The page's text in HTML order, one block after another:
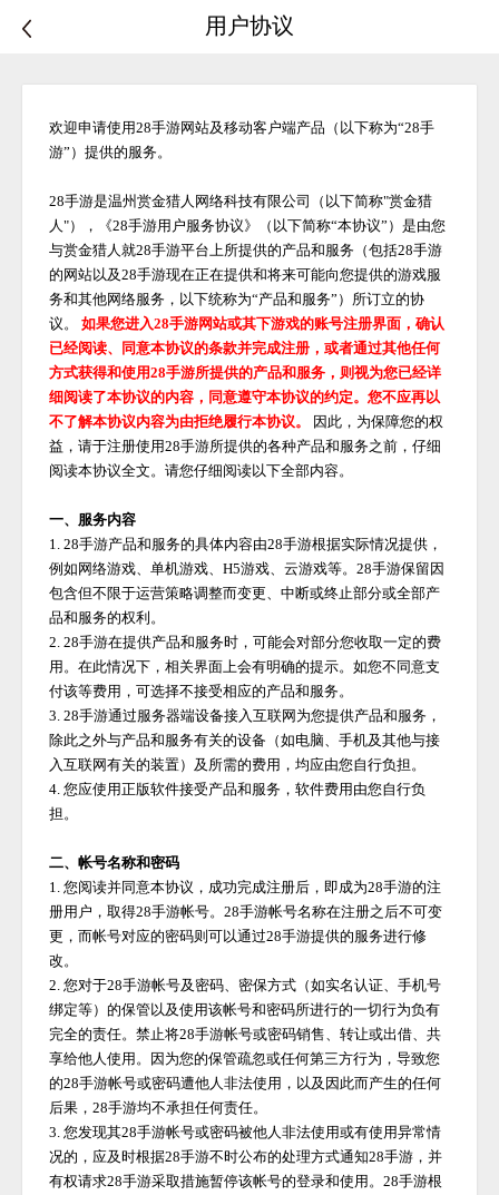
用户协议
欢迎申请使用28手游网站及移动客户端产品（以下称为“28手
游”）提供的服务。
28手游是温州赏金猎人网络科技有限公司（以下简称"赏金猎
人"），《28手游用户服务协议》（以下简称“本协议”）是由您
与赏金猎人就28手游平台上所提供的产品和服务（包括28手游
的网站以及28手游现在正在提供和将来可能向您提供的游戏服
务和其他网络服务，以下统称为“产品和服务”）所订立的协
议。
如果您进入28手游网站或其下游戏的账号注册界面，确认
已经阅读、同意本协议的条款并完成注册，或者通过其他任何
方式获得和使用28手游所提供的产品和服务，则视为您已经详
细阅读了本协议的内容，同意遵守本协议的约定。您不应再以
不了解本协议内容为由拒绝履行本协议。
因此，为保障您的权
益，请于注册使用28手游所提供的各种产品和服务之前，仔细
阅读本协议全文。请您仔细阅读以下全部内容。
一、服务内容
1. 28手游产品和服务的具体内容由28手游根据实际情况提供，
例如网络游戏、单机游戏、H5游戏、云游戏等。28手游保留因
包含但不限于运营策略调整而变更、中断或终止部分或全部产
品和服务的权利。
2. 28手游在提供产品和服务时，可能会对部分您收取一定的费
用。在此情况下，相关界面上会有明确的提示。如您不同意支
付该等费用，可选择不接受相应的产品和服务。
3. 28手游通过服务器端设备接入互联网为您提供产品和服务，
除此之外与产品和服务有关的设备（如电脑、手机及其他与接
入互联网有关的装置）及所需的费用，均应由您自行负担。
4. 您应使用正版软件接受产品和服务，软件费用由您自行负
担。
二、帐号名称和密码
1. 您阅读并同意本协议，成功完成注册后，即成为28手游的注
册用户，取得28手游帐号。28手游帐号名称在注册之后不可变
更，而帐号对应的密码则可以通过28手游提供的服务进行修
改。
2. 您对于28手游帐号及密码、密保方式（如实名认证、手机号
绑定等）的保管以及使用该帐号和密码所进行的一切行为负有
完全的责任。禁止将28手游帐号或密码销售、转让或出借、共
享给他人使用。因为您的保管疏忽或任何第三方行为，导致您
的28手游帐号或密码遭他人非法使用，以及因此而产生的任何
后果，28手游均不承担任何责任。
3. 您发现其28手游帐号或密码被他人非法使用或有使用异常情
况的，应及时根据28手游不时公布的处理方式通知28手游 ，并
有权请求28手游采取措施暂停该帐号的登录和使用。28手游根